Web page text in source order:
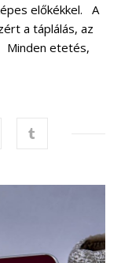
előkékkel. A
a táplálás, az
Minden etetés,